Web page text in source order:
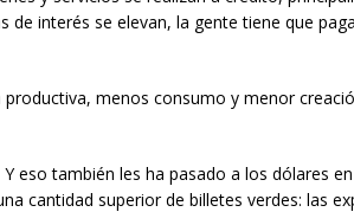
de interés se elevan, la gente tiene que
menos consumo y menor
eso también les ha pasado a los dólares
cantidad superior de billetes verdes: las